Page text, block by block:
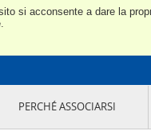
si acconsente a dare la
PERCHÉ ASSOCIARSI